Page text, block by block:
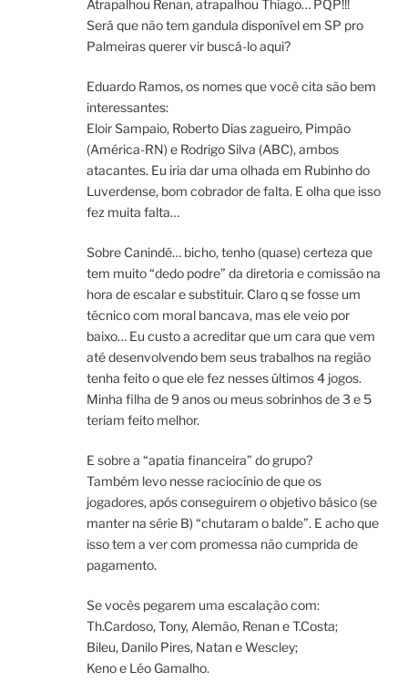
Atrapalhou Renan, atrapalhou Thiago… PQP!!!
Será que não tem gandula disponível em SP pro
Palmeiras querer vir buscá-lo aqui?
Eduardo Ramos, os nomes que você cita são bem
interessantes:
Eloir Sampaio, Roberto Dias zagueiro, Pimpão
(América-RN) e Rodrigo Silva (ABC), ambos
atacantes. Eu iria dar uma olhada em Rubinho do
Luverdense, bom cobrador de falta. E olha que isso
fez muita falta…
Sobre Canindé… bicho, tenho (quase) certeza que
tem muito “dedo podre” da diretoria e comissão na
hora de escalar e substituir. Claro q se fosse um
técnico com moral bancava, mas ele veio por
baixo… Eu custo a acreditar que um cara que vem
até desenvolvendo bem seus trabalhos na região
tenha feito o que ele fez nesses últimos 4 jogos.
Minha filha de 9 anos ou meus sobrinhos de 3 e 5
teriam feito melhor.
E sobre a “apatia financeira” do grupo?
Também levo nesse raciocínio de que os
jogadores, após conseguirem o objetivo básico (se
manter na série B) “chutaram o balde”. E acho que
isso tem a ver com promessa não cumprida de
pagamento.
Se vocês pegarem uma escalação com:
Th.Cardoso, Tony, Alemão, Renan e T.Costa;
Bileu, Danilo Pires, Natan e Wescley;
Keno e Léo Gamalho.